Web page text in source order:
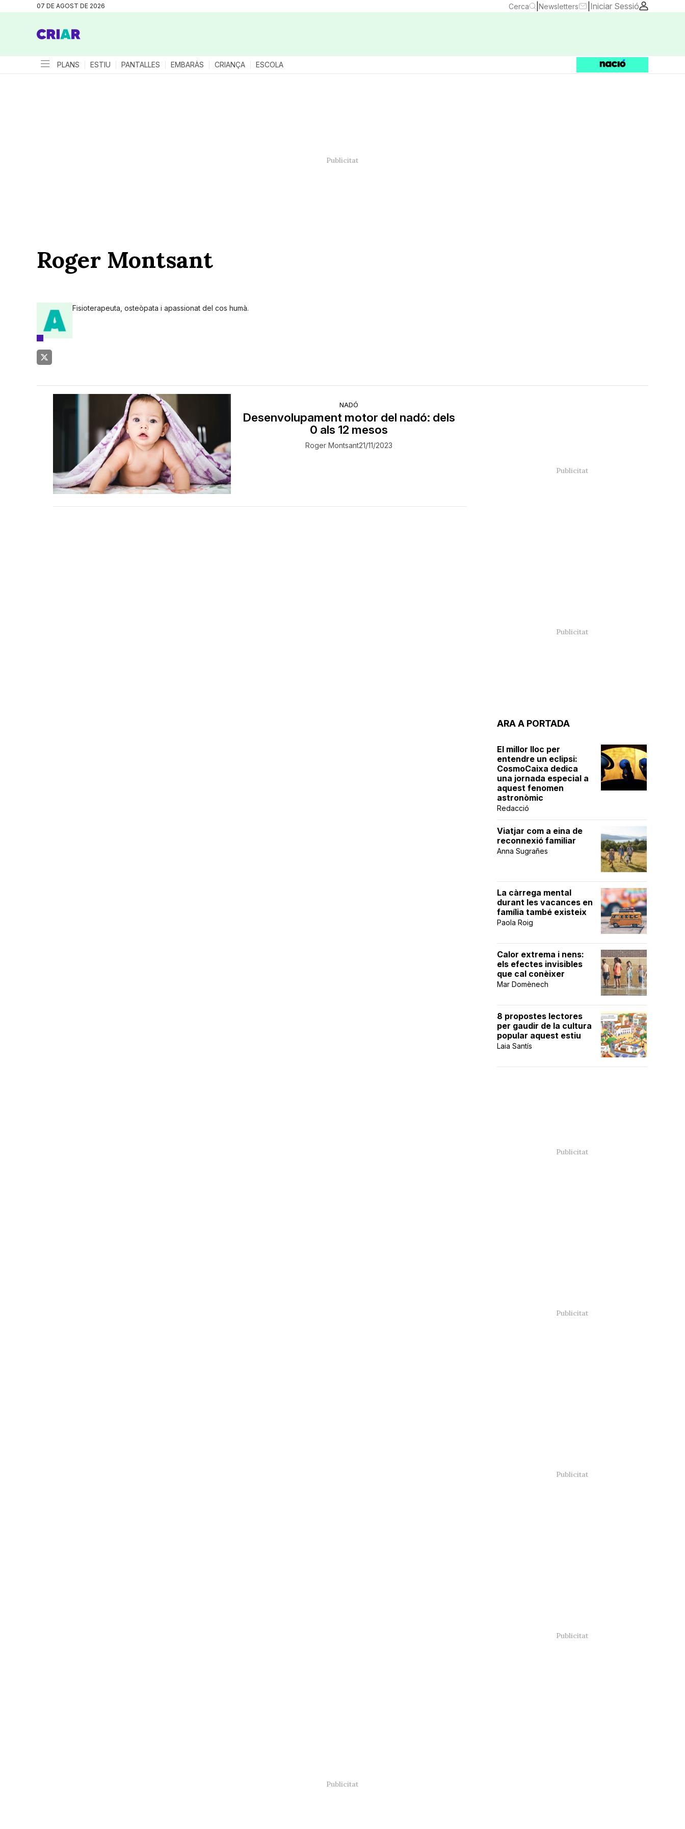
07 DE AGOST DE 2026 Cerca Newsletters Iniciar Sessió
PLANS ESTIU PANTALLES EMBARÀS CRIANÇA ESCOLA
Roger Montsant
Fisioterapeuta, osteòpata i apassionat del cos humà.
NADÓ
Desenvolupament motor del nadó: dels
0 als 12 mesos
Roger Montsant21/11/2023
ARA A PORTADA
El millor lloc per
entendre un eclipsi:
CosmoCaixa dedica
una jornada especial a
aquest fenomen
astronòmic
Redacció
Viatjar com a eina de
reconnexió familiar
Anna Sugrañes
La càrrega mental
durant les vacances en
família també existeix
Paola Roig
Calor extrema i nens:
els efectes invisibles
que cal conèixer
Mar Domènech
8 propostes lectores
per gaudir de la cultura
popular aquest estiu
Laia Santís